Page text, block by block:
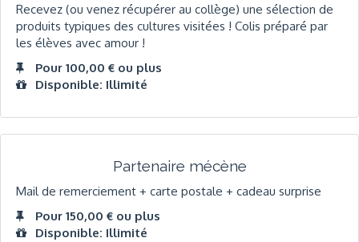
Recevez (ou venez récupérer au collège) une sélection de
produits typiques des cultures visitées ! Colis préparé par
les élèves avec amour !
Pour 100,00 € ou plus
Disponible: Illimité
Partenaire mécène
Mail de remerciement + carte postale + cadeau surprise
Pour 150,00 € ou plus
Disponible: Illimité